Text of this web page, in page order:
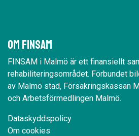
Om Finsam
FINSAM i Malmö är ett finansiellt
rehabiliteringsområdet. Förbundet
av Malmö stad, Försäkringskassan
och Arbetsförmedlingen Malmö.
Dataskyddspolicy
Om cookies